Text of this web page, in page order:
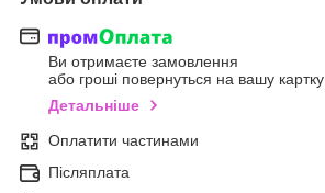
Ви отримаєте замовлення
або гроші повернуться на вашу картку
Детальніше
Оплатити частинами
Післяплата